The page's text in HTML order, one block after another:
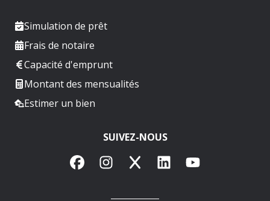
Simulation de prêt
Frais de notaire
Capacité d'emprunt
Montant des mensualités
Estimer un bien
SUIVEZ-NOUS
FacebookInstagram
X LinkedInYouTube